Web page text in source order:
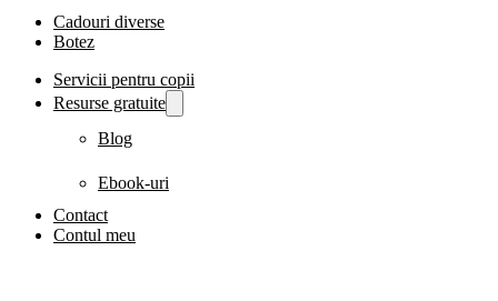
Cadouri diverse
Botez
Servicii pentru copii
Resurse gratuite
Blog
Ebook-uri
Contact
Contul meu